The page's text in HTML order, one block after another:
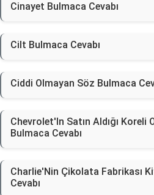
Cinayet Bulmaca Cevabı
Cilt Bulmaca Cevabı
Ciddi Olmayan Söz Bulmaca
Chevrolet'In Satın Aldığı Koreli
Bulmaca Cevabı
Charlie'Nin Çikolata Fabrikası
Cevabı